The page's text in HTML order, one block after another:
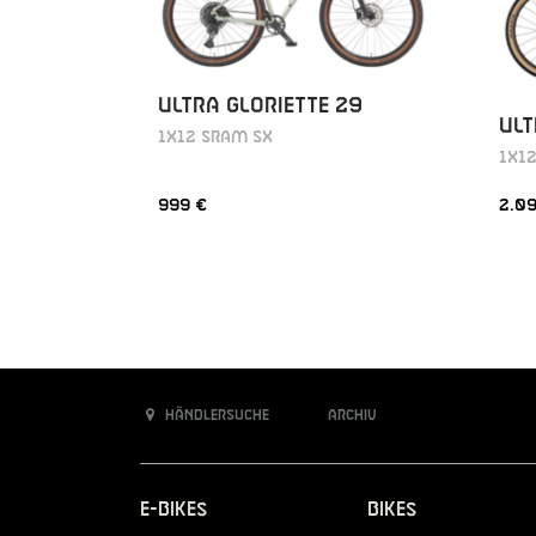
ULTRA GLORIETTE 29
1X12 SRAM SX
999 €
Händlersuche Archiv
E-Bikes Bikes